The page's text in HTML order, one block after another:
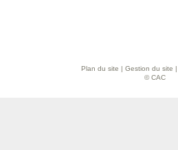
Plan du site | Gestion du site |
© CAC